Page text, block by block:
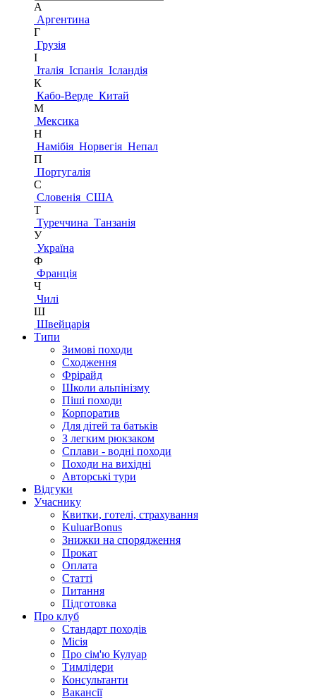
А
Аргентина
Г
Грузія
І
Італія Іспанія Ісландія
К
Кабо-Верде Китай
М
Мексика
Н
Намібія Норвегія Непал
П
Португалія
С
Словенія США
Т
Туреччина Танзанія
У
Україна
Ф
Франція
Ч
Чилі
Ш
Швейцарія
Типи
Зимові походи
Сходження
Фрірайд
Школи альпінізму
Піші походи
Корпоратив
Для дітей та батьків
З легким рюкзаком
Сплави - водні походи
Походи на вихідні
Авторські тури
Відгуки
Учаснику
Квитки, готелі, страхування
KuluarBonus
Знижки на спорядження
Прокат
Оплата
Статті
Питання
Підготовка
Про клуб
Стандарт походів
Місія
Про сім'ю Кулуар
Тимлідери
Консультанти
Вакансії